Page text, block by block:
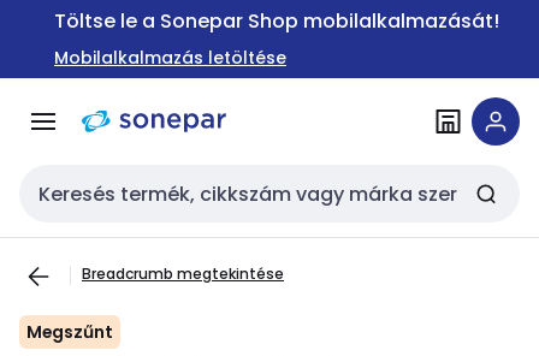
Ugrás a
Ugrás a
tartalomra
Töltse le a Sonepar Shop mobilalkalmazását!
Mobilalkalmazás letöltése
Keresési bemenet
Breadcrumb megtekintése
Megszűnt